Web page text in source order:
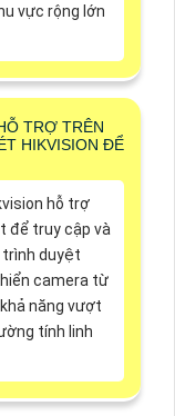
vực rộng lớn
TRỢ TRÊN
HIKVISION ĐỂ
hỗ trợ
để truy cập và
trình duyệt
camera từ
năng vượt
tính linh